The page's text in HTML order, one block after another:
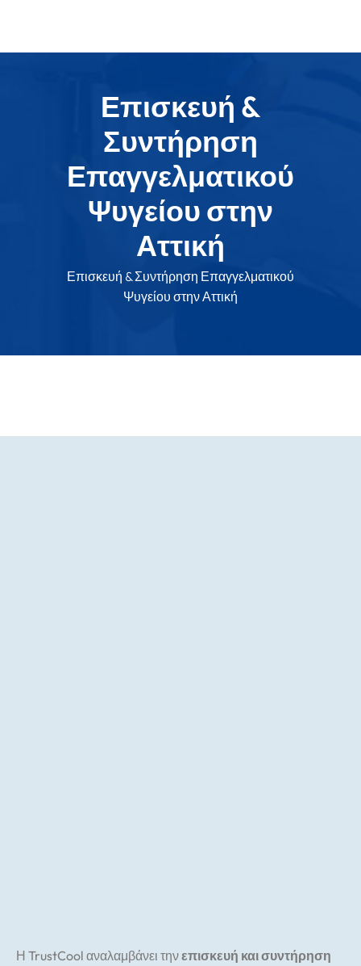
Επισκευή &
Συντήρηση
Επαγγελματικού
Ψυγείου στην
Αττική
Επισκευή & Συντήρηση Επαγγελματικού
Ψυγείου στην Αττική
Η TrustCool αναλαμβάνει τηνεπισκευή και συντήρηση